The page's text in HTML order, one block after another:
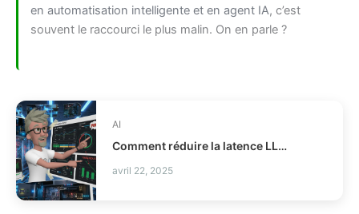
en automatisation intelligente et en agent IA, c’est
souvent le raccourci le plus malin. On en parle ?
AI
Comment réduire la latence LLM et les coûts en production ?
avril 22, 2025